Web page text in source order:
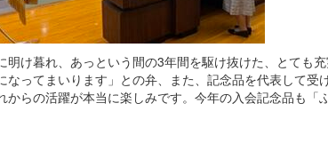
け暮れ、あっという間の3年間を駆け抜けた、とても
ってまいります」との弁、また、記念品を代表して受
らの活躍が本当に楽しみです。今年の入会記念品も「
ていただきました。